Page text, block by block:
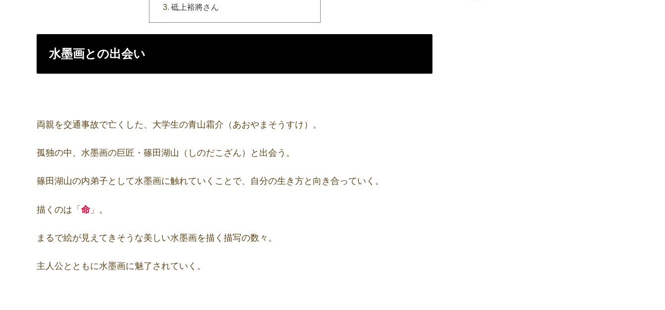
砥上裕將さん
水墨画との出会い
両親を交通事故で亡くした、大学生の青山霜介（あおやまそうすけ）。
孤独の中、水墨画の巨匠・篠田湖山（しのだこざん）と出会う。
篠田湖山の内弟子として水墨画に触れていくことで、自分の生き方と向き合っていく。
描くのは「 命」。
まるで絵が見えてきそうな美しい水墨画を描く描写の数々。
主人公とともに水墨画に魅了されていく。